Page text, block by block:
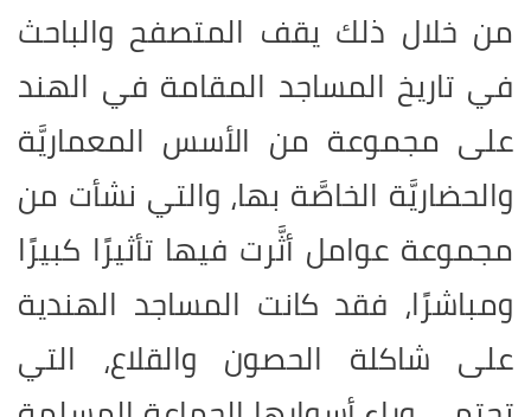
من خلال ذلك يقف المتصفح والباحث
في تاريخ المساجد المقامة في الهند
على مجموعة من الأسس المعماريَّة
والحضاريَّة الخاصَّة بها، والتي نشأت من
مجموعة عوامل أثَّرت فيها تأثيرًا كبيرًا
ومباشرًا، فقد كانت المساجد الهندية
على شاكلة الحصون والقلاع، التي